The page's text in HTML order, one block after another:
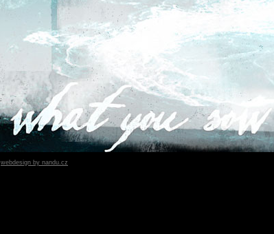
webdesign by nandu.cz